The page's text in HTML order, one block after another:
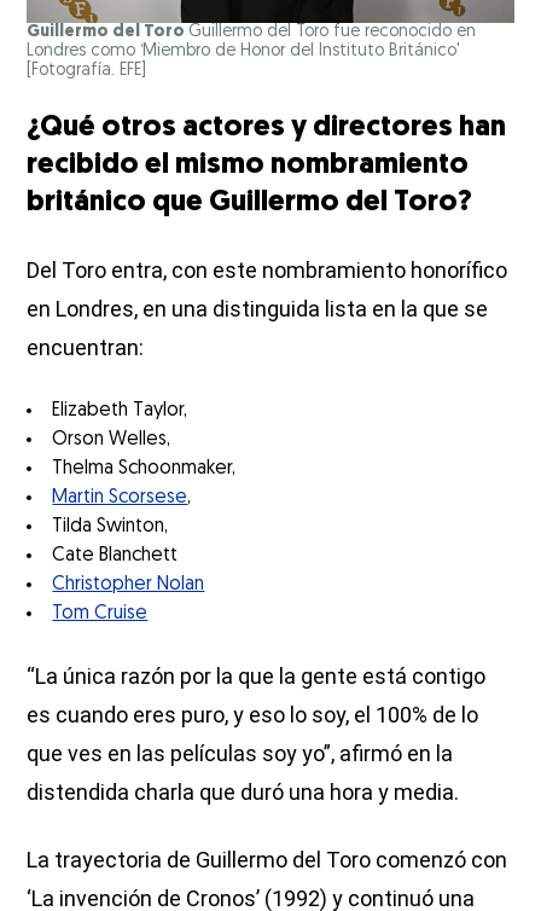
Guillermo del Toro Guillermo del Toro fue reconocido en
Londres como ‘Miembro de Honor del Instituto Británico'
[Fotografía. EFE]
¿Qué otros actores y directores han
recibido el mismo nombramiento
británico que Guillermo del Toro?
Del Toro entra, con este nombramiento honorífico
en Londres, en una distinguida lista en la que se
encuentran:
Elizabeth Taylor,
Orson Welles,
Thelma Schoonmaker,
Martin Scorsese,
Tilda Swinton,
Cate Blanchett
Christopher Nolan
Tom Cruise
“La única razón por la que la gente está contigo
es cuando eres puro, y eso lo soy, el 100% de lo
que ves en las películas soy yo”, afirmó en la
distendida charla que duró una hora y media.
La trayectoria de Guillermo del Toro comenzó con
‘La invención de Cronos’ (1992) y continuó una